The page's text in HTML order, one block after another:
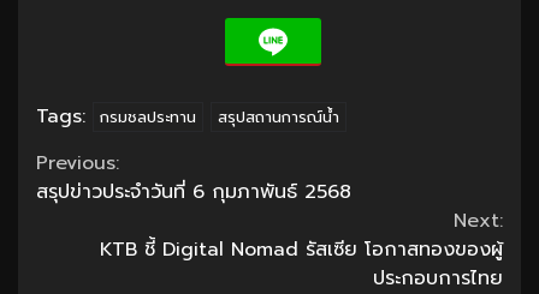
Tags: กรมชลประทาน สรุปสถานการณ์น้ำ
Continue
Reading
Previous:
สรุปข่าวประจำวันที่ 6 กุมภาพันธ์ 2568
Next:
KTB ชี้ Digital Nomad รัสเซีย โอกาสทองของผู้
ประกอบการไทย